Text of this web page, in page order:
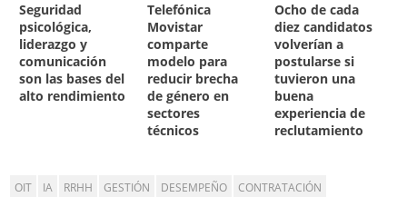
Seguridad
psicológica,
liderazgo y
comunicación
son las bases del
alto rendimiento
Telefónica
Movistar
comparte
modelo para
reducir brecha
de género en
sectores
técnicos
Ocho de cada
diez candidatos
volverían a
postularse si
tuvieron una
buena
experiencia de
reclutamiento
OIT IA RRHH GESTIÓN DESEMPEÑO
CONTRATACIÓN